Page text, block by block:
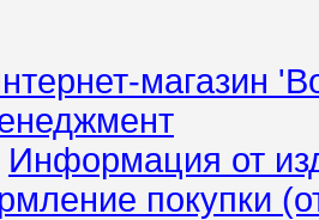
магазин
Информация от
покупки